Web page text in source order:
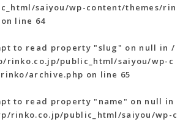
saiyou/wp-content/themes/rin
on line 64
to read property "slug" on null in /
rinko.co.jp/public_html/saiyou/wp-c
archive.php on line 65
to read property "name" on null in
rinko.co.jp/public_html/saiyou/wp-c